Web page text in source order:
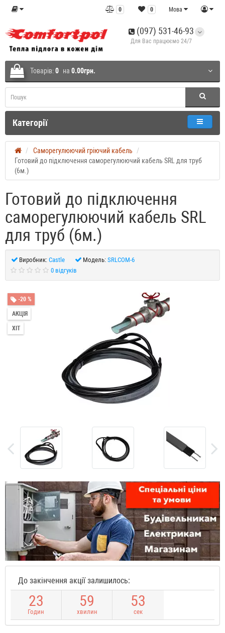
Мова
0
0
(097) 531-46-93
Для Вас працюємо 24/7
Товарів:0 на 0.00грн.
Категорії
Саморегулюючий гріючий кабель
Готовий до підключення саморегулюючий кабель SRL для труб
(6м.)
Готовий до підключення
саморегулюючий кабель SRL
для труб (6м.)
Виробник: Castle Модель: SRLCOM-6
0 відгуків
-20 %
АКЦІЯ
ХІТ
До закінчення акції залишилось:
23
Годин
59
хвилин
53
сек